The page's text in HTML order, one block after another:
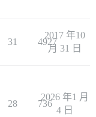
31 4927
2017 年10
月 31 日
28 736
2026 年1 月
4 日